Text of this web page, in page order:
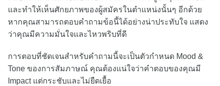
และทำให้เห็นศักยภาพของผู้สมัครในตำแหน่งนั้นๆ อีกด้วย
หากคุณสามารถตอบคำถามข้อนี้ได้อย่างน่าประทับใจ แสดง
ว่าคุณมีความมั่นใจและไหวพริบที่ดี
การตอบที่ชัดเจนสำหรับคำถามนี้จะเป็นตัวกำหนด Mood &
Tone ของการสัมภาษณ์ คุณต้องแน่ใจว่าคำตอบของคุณมี
Impact แต่กระชับและไม่ยืดเยื้อ